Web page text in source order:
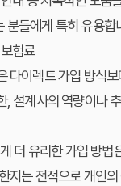
분들에게 특히 유용합
험료
다이렉트 가입 방식
, 설계사의 역량이나
더 유리한 가입 방법
지는 전적으로 개인